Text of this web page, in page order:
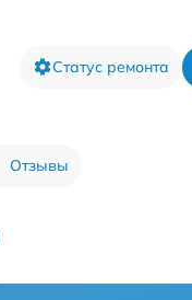
Статус ремонта
Отзывы